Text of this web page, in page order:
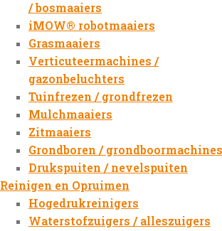
/ bosmaaiers
iMOW® robotmaaiers
Grasmaaiers
Verticuteermachines /
gazonbeluchters
Tuinfrezen / grondfrezen
Mulchmaaiers
Zitmaaiers
Grondboren / grondboormachines
Drukspuiten / nevelspuiten
Reinigen en Opruimen
Hogedrukreinigers
Waterstofzuigers / alleszuigers